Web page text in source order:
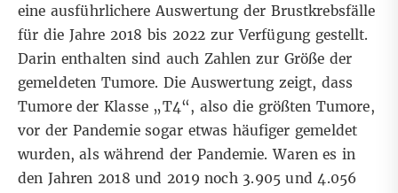
eine ausführlichere Auswertung der Brustkrebsfälle
für die Jahre 2018 bis 2022 zur Verfügung gestellt.
Darin enthalten sind auch Zahlen zur Größe der
gemeldeten Tumore. Die Auswertung zeigt, dass
Tumore der Klasse „T4“, also die größten Tumore,
vor der Pandemie sogar etwas häufiger gemeldet
wurden, als während der Pandemie. Waren es in
den Jahren 2018 und 2019 noch 3.905 und 4.056